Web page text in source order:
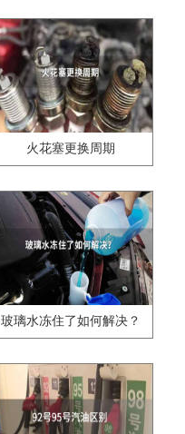
火花塞更换周期
玻璃水冻住了如何解决？